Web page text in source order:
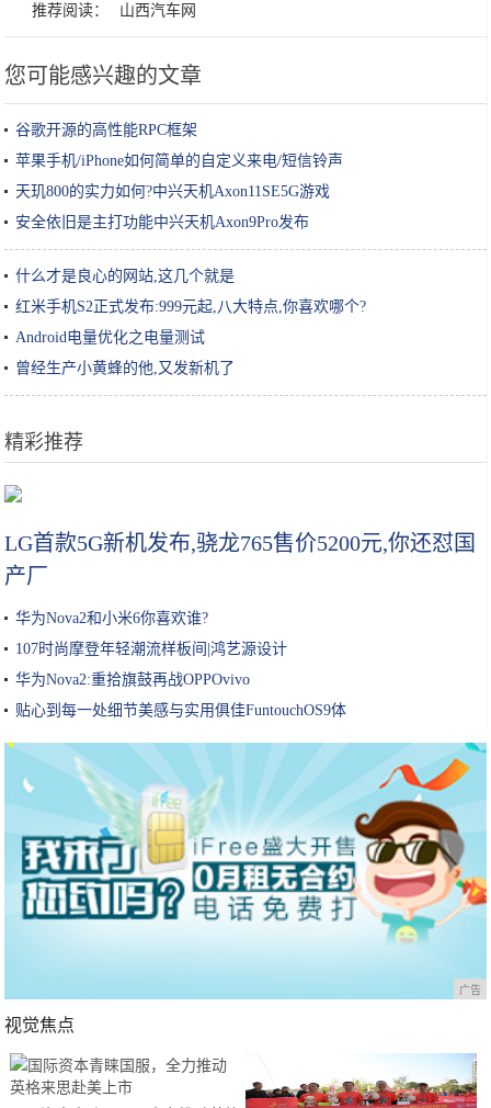
推荐阅读： 山西汽车网
您可能感兴趣的文章
谷歌开源的高性能RPC框架
苹果手机/iPhone如何简单的自定义来电/短信铃声
天玑800的实力如何?中兴天机Axon11SE5G游戏
安全依旧是主打功能中兴天机Axon9Pro发布
什么才是良心的网站,这几个就是
红米手机S2正式发布:999元起,八大特点,你喜欢哪个?
Android电量优化之电量测试
曾经生产小黄蜂的他,又发新机了
精彩推荐
LG首款5G新机发布,骁龙765售价5200元,你还怼国
产厂
华为Nova2和小米6你喜欢谁?
107时尚摩登年轻潮流样板间|鸿艺源设计
华为Nova2:重拾旗鼓再战OPPOvivo
贴心到每一处细节美感与实用俱佳FuntouchOS9体
广告
视觉焦点